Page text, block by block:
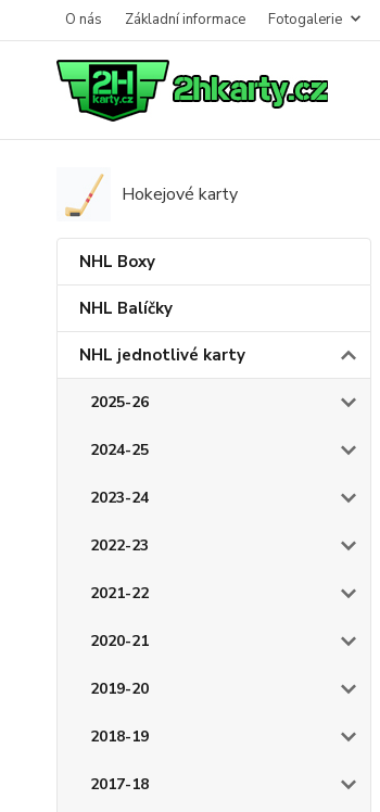
O nás Základní informace Fotogalerie
Hokejové karty
NHL Boxy
NHL Balíčky
NHL jednotlivé karty
2025-26
2024-25
2023-24
2022-23
2021-22
2020-21
2019-20
2018-19
2017-18